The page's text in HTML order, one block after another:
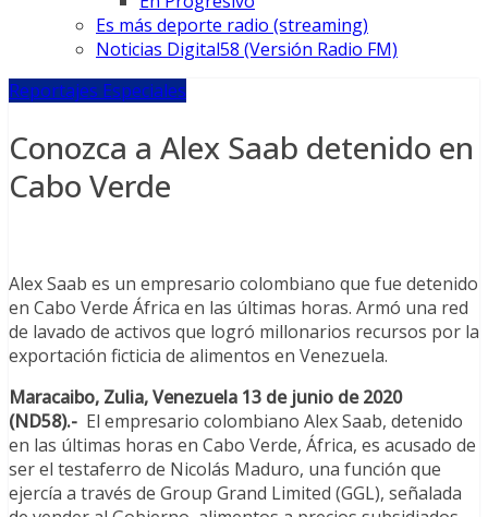
Es más deporte radio (streaming)
Noticias Digital58 (Versión Radio FM)
Reportajes Especiales
Conozca a Alex Saab detenido en
Cabo Verde
Alex Saab es un empresario colombiano que fue detenido
en Cabo Verde África en las últimas horas. Armó una red
de lavado de activos que logró millonarios recursos por la
exportación ficticia de alimentos en Venezuela.
Maracaibo, Zulia, Venezuela 13 de junio de 2020
(ND58).- El empresario colombiano Alex Saab, detenido
en las últimas horas en Cabo Verde, África, es acusado de
ser el testaferro de Nicolás Maduro, una función que
ejercía a través de Group Grand Limited (GGL), señalada